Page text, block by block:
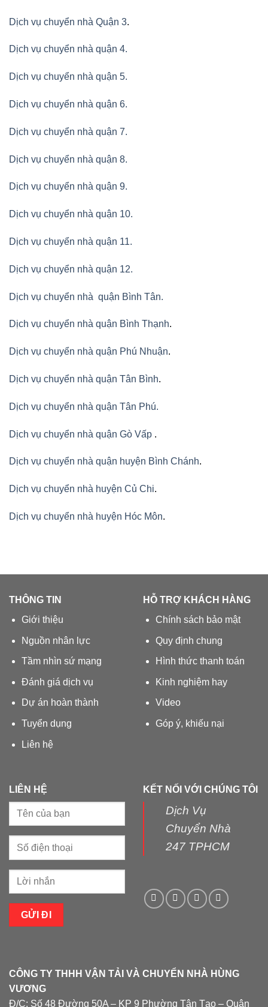
Dịch vụ chuyển nhà Quận 3.
Dịch vụ chuyển nhà quận 4.
Dịch vụ chuyển nhà quận 5.
Dịch vụ chuyển nhà quận 6.
Dịch vụ chuyển nhà quận 7.
Dịch vụ chuyển nhà quận 8.
Dịch vụ chuyển nhà quận 9.
Dịch vụ chuyển nhà quận 10.
Dịch vụ chuyển nhà quận 11.
Dịch vụ chuyển nhà quận 12.
Dịch vụ chuyển nhà quận Bình Tân.
Dịch vụ chuyển nhà quận Bình Thạnh.
Dịch vụ chuyển nhà quận Phú Nhuận.
Dịch vụ chuyển nhà quận Tân Bình.
Dịch vụ chuyển nhà quận Tân Phú.
Dịch vụ chuyển nhà quận Gò Vấp .
Dịch vụ chuyển nhà quận huyện Bình Chánh.
Dịch vụ chuyển nhà huyện Củ Chi.
Dịch vụ chuyển nhà huyện Hóc Môn.
THÔNG TIN
Giới thiệu
Nguồn nhân lực
Tầm nhìn sứ mạng
Đánh giá dịch vụ
Dự án hoàn thành
Tuyển dụng
Liên hệ
HỖ TRỢ KHÁCH HÀNG
Chính sách bảo mật
Quy định chung
Hình thức thanh toán
Kinh nghiệm hay
Video
Góp ý, khiếu nại
LIÊN HỆ KẾT NỐI VỚI CHÚNG TÔI
Dịch Vụ
Chuyển Nhà
247 TPHCM
CÔNG TY THHH VẬN TẢI VÀ CHUYỂN NHÀ HÙNG
VƯƠNG
Đ/C: Số 48 Đường 50A – KP 9 Phường Tân Tạo – Quận